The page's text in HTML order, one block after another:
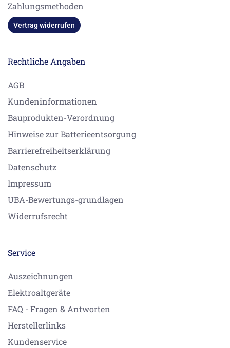
Zahlungsmethoden
Vertrag widerrufen
Rechtliche Angaben
AGB
Kundeninformationen
Bauprodukten-Verordnung
Hinweise zur Batterieentsorgung
Barrierefreiheitserklärung
Datenschutz
Impressum
UBA-Bewertungs-grundlagen
Widerrufsrecht
Service
Auszeichnungen
Elektroaltgeräte
FAQ - Fragen & Antworten
Herstellerlinks
Kundenservice